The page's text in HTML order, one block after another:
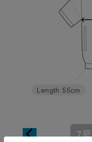
Length 55cm
7号